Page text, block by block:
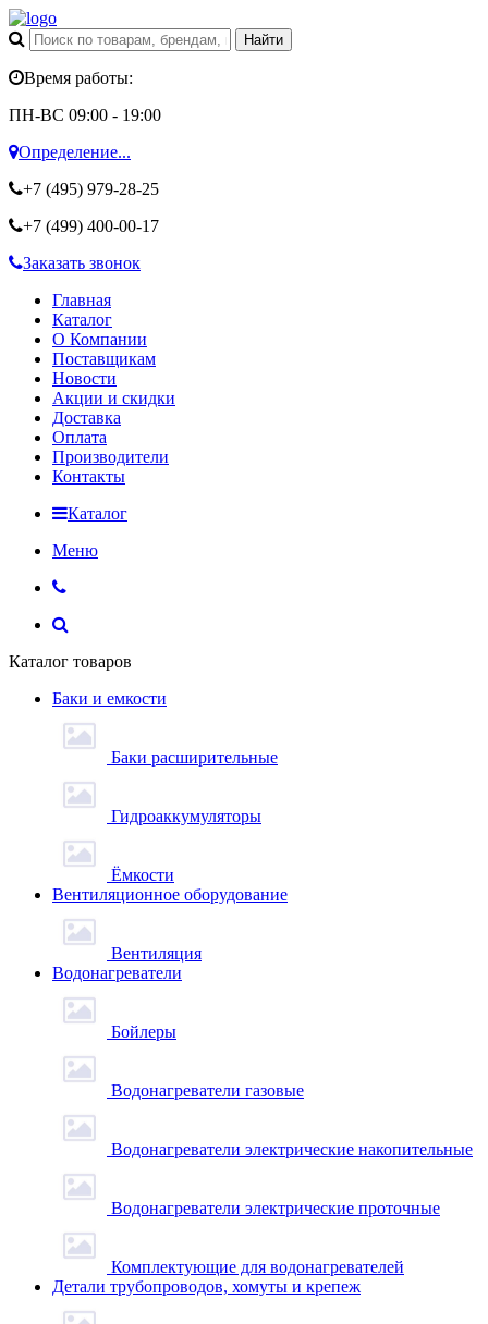
Время работы:
ПН-ВС 09:00 - 19:00
Определение...
+7 (495) 979-28-25
+7 (499) 400-00-17
Заказать звонок
Главная
Каталог
О Компании
Поставщикам
Новости
Акции и скидки
Доставка
Оплата
Производители
Контакты
Каталог
Меню
Каталог товаров
Баки и емкости
Баки расширительные
Гидроаккумуляторы
Ёмкости
Вентиляционное оборудование
Вентиляция
Водонагреватели
Бойлеры
Водонагреватели газовые
Водонагреватели электрические накопительные
Водонагреватели электрические проточные
Комплектующие для водонагревателей
Детали трубопроводов, хомуты и крепеж